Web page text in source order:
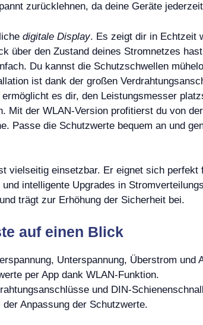
zurücklehnen, da deine Geräte
digitale Display. Es zeigt dir in Echtzeit
über den Zustand deines Stromnetzes
Du kannst die Schutzschwellen
ist dank der großen
es dir, den Leistungsmesser
Mit der WLAN-Version profitierst du von der
Passe die Schutzwerte bequem an und
vielseitig einsetzbar. Er eignet sich perfekt
intelligente Upgrades in
trägt zur Erhöhung der Sicherheit bei.
auf einen Blick
Unterspannung, Überstrom und
per App dank WLAN-Funktion.
und DIN-
Anpassung der Schutzwerte.